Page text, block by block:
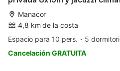
Manacor
4,8 km de la costa
Espacio para 10 pers.
5
Cancelación GRATUITA